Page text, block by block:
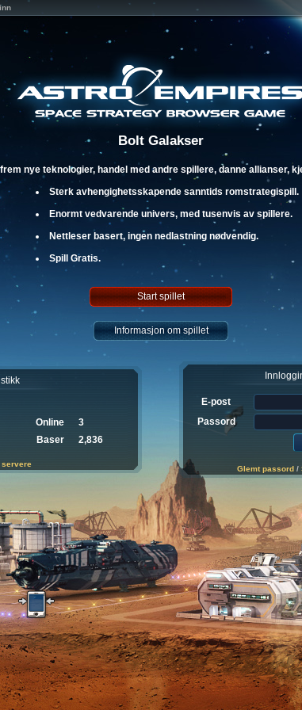
Bolt Galakser
nye teknologier, handel med andre spillere, danne allianser,
Sterk avhengighetsskapende sanntids romstrategispill.
Enormt vedvarende univers, med tusenvis av spillere.
Nettleser basert, ingen nedlastning nødvendig.
Spill Gratis.
Start spillet
Informasjon om spillet
Online
3
Baser 2,836
E-post
Passord
Glemt passord /